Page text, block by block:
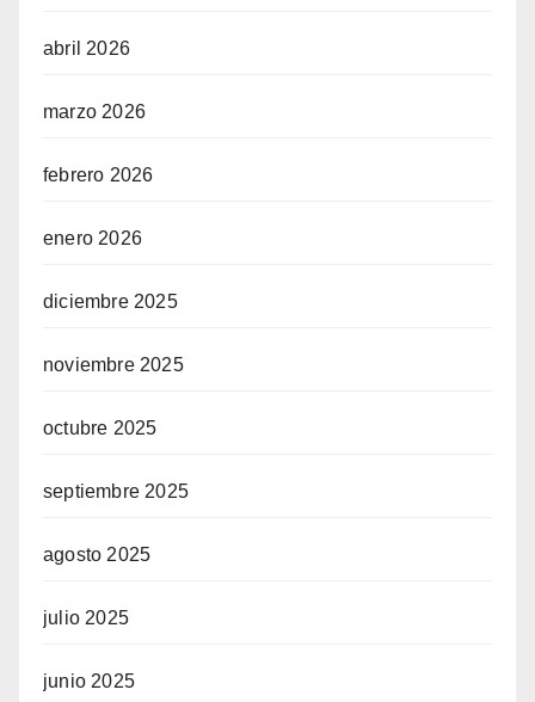
abril 2026
marzo 2026
febrero 2026
enero 2026
diciembre 2025
noviembre 2025
octubre 2025
septiembre 2025
agosto 2025
julio 2025
junio 2025